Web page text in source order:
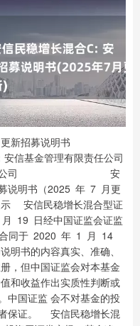
（筹）投资财务部副经理、中广核工程有限公司 GNI 公司投资与 财务部经理。现任中广核财务有限责任公司投资银行部总经理。 刘忠亚先生，独立董事，工商管理硕士。历任江苏省审计厅外资处主任科员，苏亚金 诚会计师事务所（特殊普通合伙）副所长。现任苏亚金诚会计师事务所（特殊普通合伙） 第 11 页 共 151 页 安信民稳增长混合型证券投资基金更新招募说明书（2025 年 7 月更新） 管理合伙人，江苏苏亚金诚税务师事务所有限公司总经理，江苏飞思管理咨询有限公司总 经理。 江春先生，独立董事，经济学博士。历任武汉大学经济与管理学院金融系主任、武汉 大学二级教授、经济与管理学院金融系博士生导师，中国国际金融学会常务理事兼学术委 员会委员。现任上海杉达学院学术委员会委员、商学院特聘教授。 谭岳奇先生，独立董事，法学博士。历任江苏海晨物流股份有限公司、深圳翔丰华科 技股份有限公司以及深圳安泰科能源环保股份有限公司独立董事。现任北京中银（深圳） 律师事务所高级合伙人，香港国际仲裁中心仲裁员，深圳市欣锐科技股份有限公司独立董 事。 周敏女士，监事会主席，法学硕士。历任五矿国际信托有限公司合规与风险管理部副 总经理、风险控制部副总经理、合规法务部总经理、纪委书记兼合规法务部总经理，五矿 资本股份有限公司董事会秘书。现任五矿资本股份有限公司总法律顾问、合规法务部总经 理，五矿资本控股有限公司合规法务部总经理，工银安盛人寿保险有限公司监事。 余斌先生，监事，经济学学士。历任南方证券股份有限公司稽核监察部稽核二处处长、 稽核监察部总经理助理、稽核监察总部副总经理，中科证券托管组副组长。现任国投证券 股份有限公司财务部总经理、资金管理部总经理，国投期货有限公司董事，国投证券投资 有限公司董事，国投国证私募股权基金管理有限公司董事。 张建渝女士，监事，会计学学士。历任佛燃能源集团股份有限公司财务主管，日丰企 业集团有限公司财务主管，广州市顺路管理咨询有限公司财务负责人，广州市盈睿资本管 理有限公司高级财务经理。现任江苏咏锡管理咨询有限公司高级财务经理。 丁雪寒女士，职工监事，法学硕士。历任安信证券股份有限公司合规法务部合规法务 岗，安信乾盛财富管理（深圳）有限公司副总经理（合规负责人）兼合规风控部总经理兼 董事会办公室主任。现任安信基金管理有限责任公司监察稽核部总经理，兼任安信乾盛财 富管理（深圳）有限公司董事。 张再新先生，职工监事，经济学硕士。历任安信证券股份有限公司计划财务部会计， 安信基金管理有限责任公司财务部会计、工会财务委员、运营部总经理助理、运营部副总 经理兼交易主管。现任安信基金管理有限责任公司产品部总经理。 王梅女士，职工监事，工商管理硕士。历任台达电子有限公司进口企划师，精量电子 第 12 页 共 151 页 安信民稳增长混合型证券投资基金更新招募说明书（2025 年 7 月更新） (深圳) 有限公司采购工程师，长城国际信息产品(深圳)有限公司人力资源主管，联想信息 产品(深圳)有限公司人力资源主管，韬睿惠悦(深圳)咨询有限公司薪酬咨询业务团队负责 人，安信基金管理有限责任公司综合管理部副总经理。现任安信基金管理有限责任公司人 力资源官。 刘入领先生，董事，总经理，经济学博士。简历同上。 陈振宇先生，副总经理，经济学硕士。历任大鹏证券有限责任公司证券投资部经理、 资产管理部总经理，招商证券股份有限公司福民路证券营业部总经理，安信证券股份有限 公司资产管理部副总经理、证券投资部副总经理，安信基金管理有限责任公司总经理助理 兼基金投资部总经理、东方基金管理有限责任公司副总经理。现任安信基金管理有限责任 公司副总经理兼量化投资部总经理。 李学明先生，副总经理，哲学硕士。历任招商证券股份有限公司总裁办公室高级经理， 理财发展部高级经理；安信证券股份有限公司人力资源部总经理助理、副总经理，安信基 金筹备组成员；安信基金管理有限责任公司总经理助理兼市场部总经理。现任安信基金管 理有限责任公司副总经理。 乔江晖女士，副总经理，文学学士。历任中华人民共和国公安部科长、副处长，安信 证券股份有限公司安信基金筹备组成员，安信基金管理有限责任公司总经理助理兼北京分 公司总经理、公司督察长。现任安信基金管理有限责任公司副总经理兼北京分公司总经理。 廖维坤先生，副总经理兼首席信息官，理学学士。历任轻工业部南宁设计院电算站软 件工程师，申银万国证券股份有限公司深圳营业部电脑主管，南方证券股份有限公司深圳 管理总部电脑工程师、布吉营业部营业部副总经理、稽核总部高级经理、经纪业务总部高 级经理，安信证券股份有限公司信息技术部总经理。现任安信基金管理有限责任公司副总 经理兼首席信息官，兼任安信乾盛财富管理（深圳）有限公司监事。 王卫峰先生，督察长，工商管理硕士，注册会计师。历任吉林省国际信托公司财务人 员，汉唐证券有限责任公司营业部财务经理，摩根士丹利华鑫基金管理有限公司监察稽核 部监察稽核主管，浦银安盛基金管理有限公司监察部负责人，安信基金管理有限责任公司 监察稽核部总经理、总经理助理兼风险管理部总经理。现任安信基金管理有限责任公司督 察长兼风险管理部总经理，兼任安信乾盛财富管理（深圳）有限公司董事。 第 13 页 共 151 页 安信民稳增长混合型证券投资基金更新招募说明书（2025 年 7 月更新） 李君先生，管理学硕士。历任光大证券研究所研究部行业分析师，国信证券研究所研 究部高级行业分析师，上海泽熙投资管理有限公司投资研究部投资研究员，太和先机资产 管理有限公司投资研究部研究总监，东方睿德（上海）投资管理有限公司股权投资部投资 总监，上海东证橡睿投资管理有限公司投资部总经理，安信基金管理有限责任公司固定收 益部基金经理、混合资产投资部基金经理、混合资产投资部副总经理。现任安信基金管理 有限责任公司混合资产投资部总经理。2017 年 12 月 26 日至 2024 年 04 月 10 日，任安信 永利信用定期开放债券型证券投资基金的基金经理；2017 年 12 月 26 日至 2019 年 09 月 09 日，任安信永鑫增强债券型证券投资基金（原安信永鑫定期开放债券型证券投资基金）的 基金经理；2017 年 12 月 26 日至 2021 年 04 月 25 日，任安信尊享纯债债券型证券投资基 金的基金经理；2017 年 12 月 26 日至今，任安信稳健增值灵活配置混合型证券投资基金的 基金经理；2017 年 12 月 26 日至今，任安信新趋势灵活配置混合型证券投资基金的基金经 理；2017 年 12 月 26 日至 2021 年 01 月 26 日，任安信目标收益债券型证券投资基金的基 金经理；2019 年 06 月 26 日至 2021 年 04 月 01 日，任安信中短利率债债券型证券投资基 金（LOF）的基金经理；2020 年 01 月 14 日至 2021 年 02 月 07 日，任安信民稳增长混合型 证券投资基金的基金经理；2020 年 04 月 01 日至 2023 年 09 月 11 日，任安信稳健增利混 合型证券投资基金的基金经理；2020 年 09 月 3